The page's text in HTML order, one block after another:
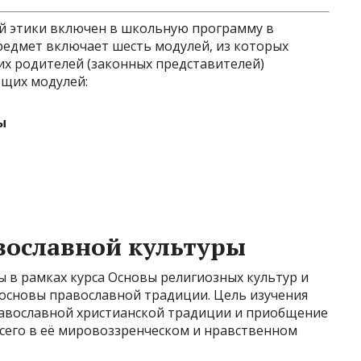
этики включен в школьную программу в
включает шесть модулей, из которых
родителей (законных представителей)
модулей:
культуры
рамках курса Основы религиозных культур и
православной традиции. Цель изучения
христианской традиции и приобщение
в её мировоззренческом и нравственном